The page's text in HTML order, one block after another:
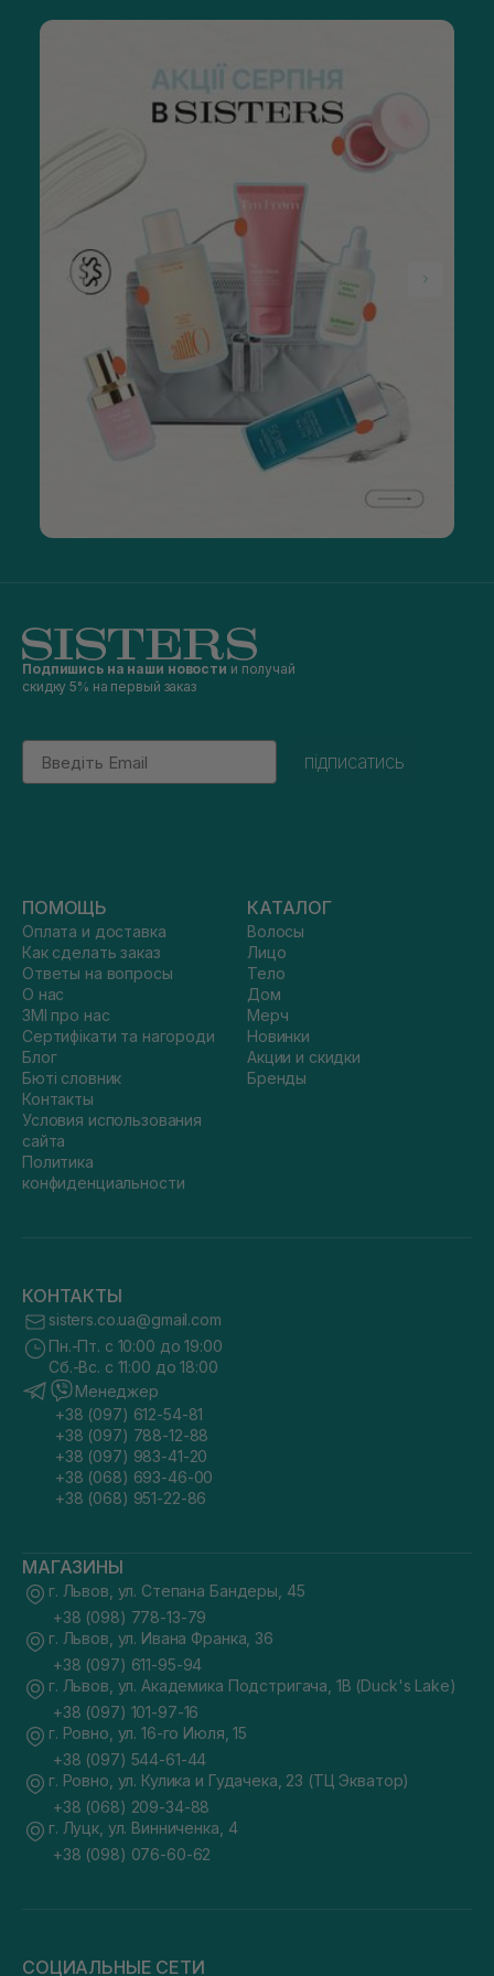
Подпишись на наши новости и получай
скидку 5% на первый заказ
Email
підписатись
ПОМОЩЬ
Оплата и доставка
Как сделать заказ
Ответы на вопросы
О нас
ЗМІ про нас
Сертифікати та нагороди
Блог
Бюті словник
Контакты
Условия использования
сайта
Политика
конфиденциальности
КАТАЛОГ
Волосы
Лицо
Тело
Дом
Мерч
Новинки
Акции и скидки
Бренды
КОНТАКТЫ
sisters.co.ua@gmail.com
Пн.-Пт. с 10:00 до 19:00
Сб.-Вс. с 11:00 до 18:00
Менеджер
+38 (097) 612-54-81
+38 (097) 788-12-88
+38 (097) 983-41-20
+38 (068) 693-46-00
+38 (068) 951-22-86
МАГАЗИНЫ
г. Львов, ул. Степана Бандеры, 45
+38 (098) 778-13-79
г. Львов, ул. Ивана Франка, 36
+38 (097) 611-95-94
г. Львов, ул. Академика Подстригача, 1В (Duck's Lake)
+38 (097) 101-97-16
г. Ровно, ул. 16-го Июля, 15
+38 (097) 544-61-44
г. Ровно, ул. Кулика и Гудачека, 23 (ТЦ Экватор)
+38 (068) 209-34-88
г. Луцк, ул. Винниченка, 4
+38 (098) 076-60-62
СОЦИАЛЬНЫЕ СЕТИ